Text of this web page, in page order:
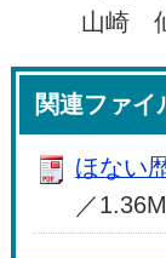
山崎
関連ファイ
ほない
／